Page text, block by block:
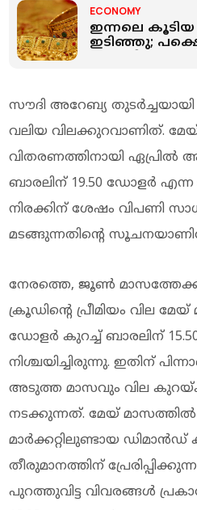
ECONOMY
ഇന്നലെ
ഇടിഞ്ഞു;
സൗദി അറേബ്യ
വലിയ വിലക്കുറവാണിത്.
വിതരണത്തിനായി ഏപ്രിൽ
ബാരലിന് 19.50 ഡോളർ എന്ന
നിരക്കിന് ശേഷം വിപണി
മടങ്ങുന്നതിന്റെ
നേരത്തെ, ജൂൺ
ക്രൂഡിന്റെ പ്രീമിയം വില
ഡോളർ കുറച്ച് ബാരലിന്
നിശ്ചയിച്ചിരുന്നു. ഇതിന്
അടുത്ത മാസവും വില
നടക്കുന്നത്. മേയ്
മാർക്കറ്റിലുണ്ടായ
തീരുമാനത്തിന്
പുറത്തുവിട്ട വിവരങ്ങൾ